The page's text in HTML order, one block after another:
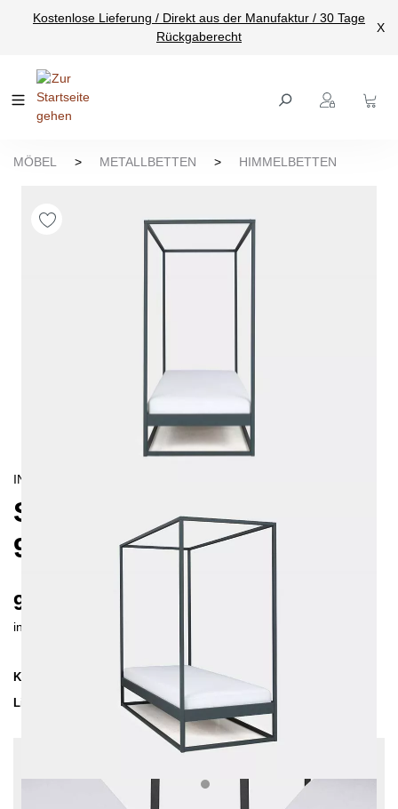
springen
Kostenlose Lieferung / Direkt aus der Manufaktur / 30 Tage
Rückgaberecht
X
MÖBEL > METALLBETTEN > HIMMELBETTEN
INDUSTRIAL/
SIDERA HIMMELBETT
90X200 CM
950 €
inkl. MwSt. inkl. Versandkosten (DE)
Kollektion
Lieferzeit
2-3 Wochen | vsl. 23. Aug - 30. Aug
Einlegetiefe: 10 cm, Farben:
Grau, Sonderlänge: